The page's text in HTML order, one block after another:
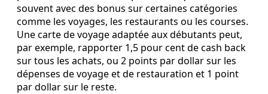
souvent avec des bonus sur certaines catégories
comme les voyages, les restaurants ou les courses.
Une carte de voyage adaptée aux débutants peut,
par exemple, rapporter 1,5 pour cent de cash back
sur tous les achats, ou 2 points par dollar sur les
dépenses de voyage et de restauration et 1 point
par dollar sur le reste.